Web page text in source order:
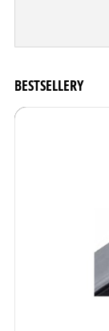
BESTSELLERY